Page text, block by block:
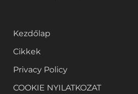
Kezdőlap
Cikkek
Privacy Policy
COOKIE NYILATKOZAT